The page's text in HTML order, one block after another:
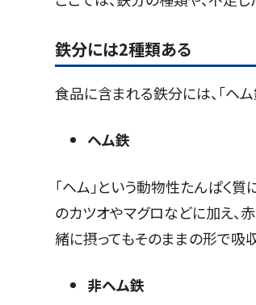
鉄分には2種類ある
食品に含まれる鉄分には、「ヘム
ヘム鉄
「ヘム」という動物性たんぱく
のカツオやマグロなどに加え、
緒に摂ってもそのままの形で吸
非ヘム鉄